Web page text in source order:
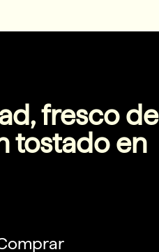
fresco de
tostado en